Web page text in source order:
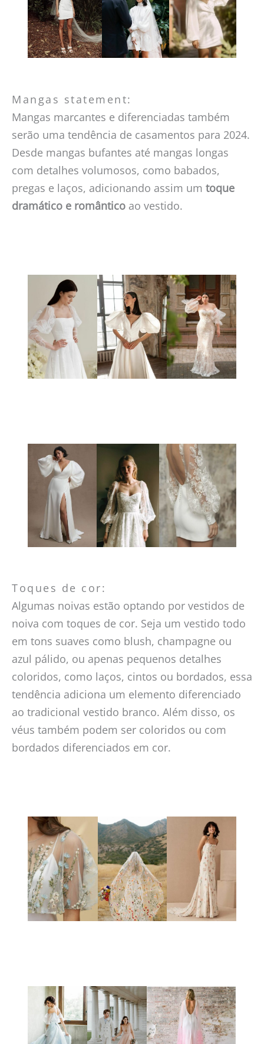
Mangas statement:
Mangas marcantes e diferenciadas também
serão uma tendência de casamentos para 2024.
Desde mangas bufantes até mangas longas
com detalhes volumosos, como babados,
pregas e laços, adicionando assim um toque
dramático e romântico ao vestido.
Toques de cor:
Algumas noivas estão optando por vestidos de
noiva com toques de cor. Seja um vestido todo
em tons suaves como blush, champagne ou
azul pálido, ou apenas pequenos detalhes
coloridos, como laços, cintos ou bordados, essa
tendência adiciona um elemento diferenciado
ao tradicional vestido branco. Além disso, os
véus também podem ser coloridos ou com
bordados diferenciados em cor.